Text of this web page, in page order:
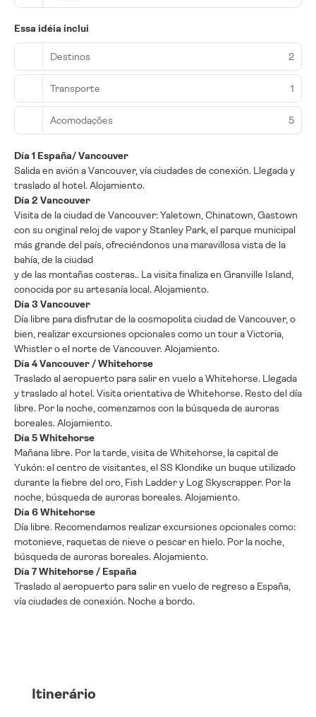
Essa idéia inclui
Destinos 2
Transporte 1
Acomodações 5
Día 1 España/ Vancouver
Salida en avión a Vancouver, vía ciudades de conexión. Llegada y
traslado al hotel. Alojamiento.
Día 2 Vancouver
Visita de la ciudad de Vancouver: Yaletown, Chinatown, Gastown
con su original reloj de vapor y Stanley Park, el parque municipal
más grande del país, ofreciéndonos una maravillosa vista de la
bahía, de la ciudad
y de las montañas costeras.. La visita finaliza en Granville Island,
conocida por su artesanía local. Alojamiento.
Día 3 Vancouver
Día libre para disfrutar de la cosmopolita ciudad de Vancouver, o
bien, realizar excursiones opcionales como un tour a Victoria,
Whistler o el norte de Vancouver. Alojamiento.
Día 4 Vancouver / Whitehorse
Traslado al aeropuerto para salir en vuelo a Whitehorse. Llegada
y traslado al hotel. Visita orientativa de Whitehorse. Resto del día
libre. Por la noche, comenzamos con la búsqueda de auroras
boreales. Alojamiento.
Día 5 Whitehorse
Mañana libre. Por la tarde, visita de Whitehorse, la capital de
Yukón: el centro de visitantes, el SS Klondike un buque utilizado
durante la fiebre del oro, Fish Ladder y Log Skyscrapper. Por la
noche, búsqueda de auroras boreales. Alojamiento.
Día 6 Whitehorse
Día libre. Recomendamos realizar excursiones opcionales como:
motonieve, raquetas de nieve o pescar en hielo. Por la noche,
búsqueda de auroras boreales. Alojamiento.
Día 7 Whitehorse / España
Traslado al aeropuerto para salir en vuelo de regreso a España,
vía ciudades de conexión. Noche a bordo.
Itinerário